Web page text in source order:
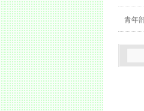
青年